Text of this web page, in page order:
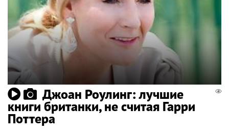
Джоан Роулинг: лучшие
книги британки, не считая Гарри
Поттера